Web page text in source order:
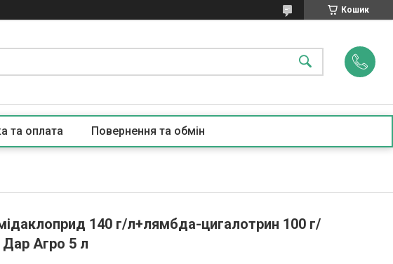
Кошик
та оплата Повернення та обмін
140 г/л+лямбда-цигалотрин 100 г/
Дар Агро 5 л